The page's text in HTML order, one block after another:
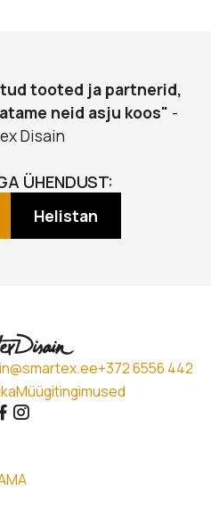
tooted ja partnerid,
neid asju koos" -
Disain
ÜHENDUST:
Helistan
+372 6556 442
Müügitingimused